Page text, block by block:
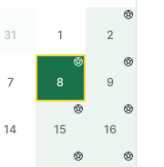
31 1 2
7 8 9
14 15 16